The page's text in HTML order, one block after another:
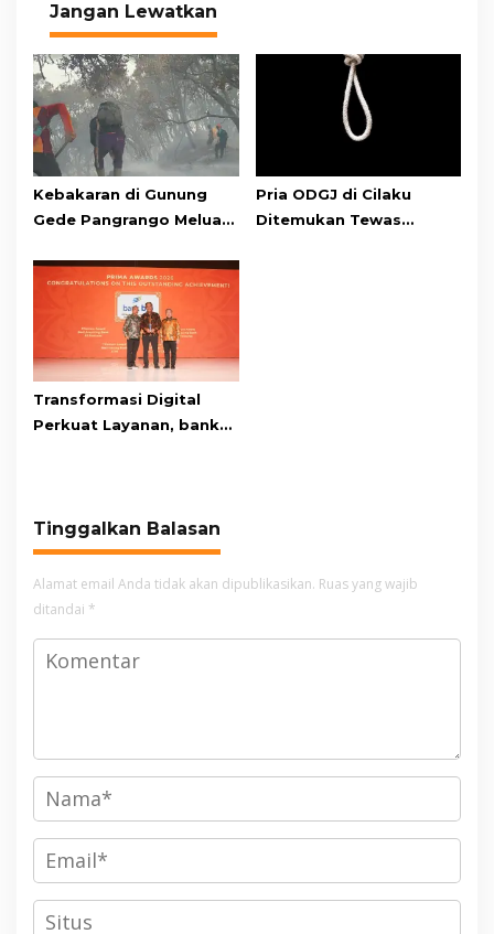
Jangan Lewatkan
Kebakaran di Gunung
Gede Pangrango Meluas,
di Area Kawah Wadon
Pria ODGJ di Cilaku
Ditemukan Tewas
Transformasi Digital
Perkuat Layanan, bank
Tinggalkan Balasan
Alamat email Anda tidak akan dipublikasikan. Ruas yang wajib
ditandai *